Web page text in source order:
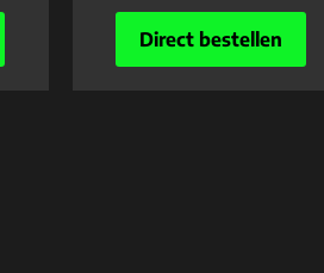
Direct bestellen